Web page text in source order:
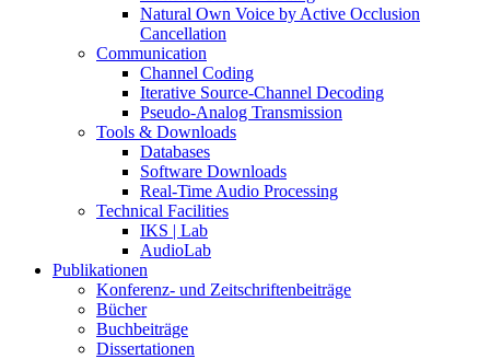
Natural Own Voice by Active Occlusion
Cancellation
Communication
Channel Coding
Iterative Source-Channel Decoding
Pseudo-Analog Transmission
Tools & Downloads
Databases
Software Downloads
Real-Time Audio Processing
Technical Facilities
IKS | Lab
AudioLab
Publikationen
Konferenz- und Zeitschriftenbeiträge
Bücher
Buchbeiträge
Dissertationen